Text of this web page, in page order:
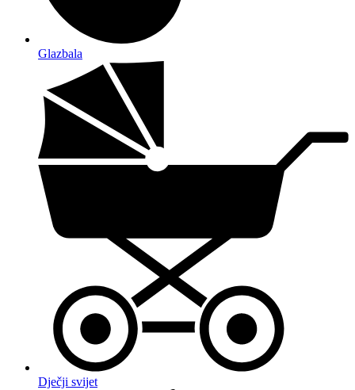
Glazbala
Dječji svijet